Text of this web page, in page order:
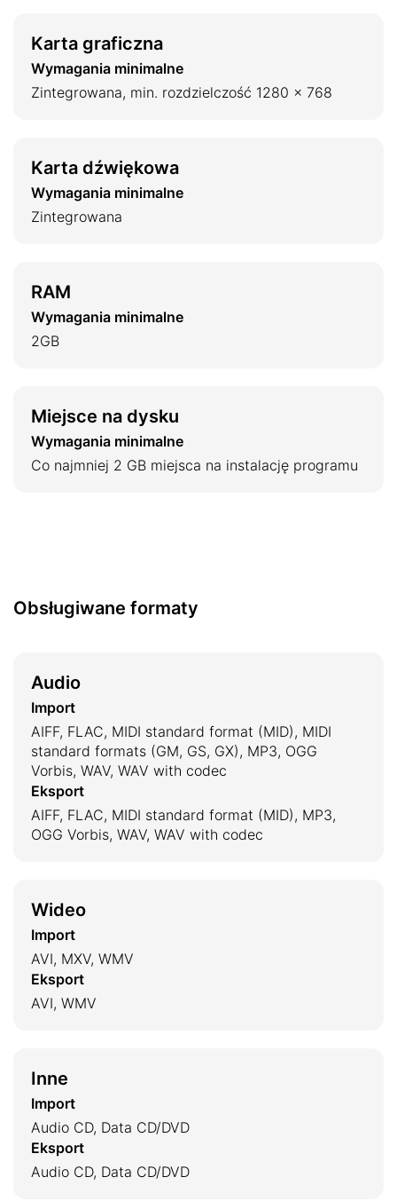
Karta graficzna
Wymagania minimalne
Zintegrowana, min. rozdzielczość 1280 x 768
Karta dźwiękowa
Wymagania minimalne
Zintegrowana
RAM
Wymagania minimalne
2GB
Miejsce na dysku
Wymagania minimalne
Co najmniej 2 GB miejsca na instalację programu
Obsługiwane formaty
Audio
Import
AIFF, FLAC, MIDI standard format (MID), MIDI
standard formats (GM, GS, GX), MP3, OGG
Vorbis, WAV, WAV with codec
Eksport
AIFF, FLAC, MIDI standard format (MID), MP3,
OGG Vorbis, WAV, WAV with codec
Wideo
Import
AVI, MXV, WMV
Eksport
AVI, WMV
Inne
Import
Audio CD, Data CD/DVD
Eksport
Audio CD, Data CD/DVD